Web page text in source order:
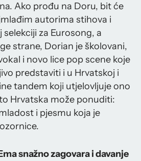
Ako prođu na Doru, bit će
autorima stihova i
za Eurosong, a
strane, Dorian je školovani,
i novo lice pop scene koje
predstaviti i u Hrvatskoj i
tandem koji utjelovljuje ono
Hrvatska može ponuditi:
i pjesmu koja je
snažno zagovara i davanje